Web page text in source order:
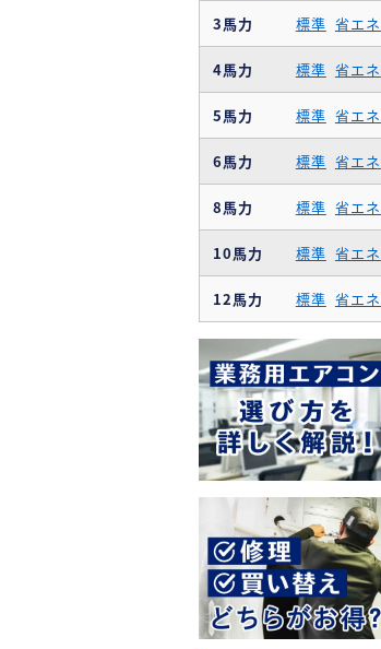
3馬力 標準 省エネ
4馬力 標準 省エネ
5馬力 標準 省エネ
6馬力 標準 省エネ
8馬力 標準 省エネ
10馬力 標準 省エネ
12馬力 標準 省エネ